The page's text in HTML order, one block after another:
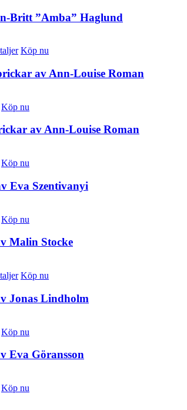
Britt ”Amba” Haglund
Köp nu
av Ann-Louise Roman
Köp nu
av Ann-Louise Roman
Köp nu
Eva Szentivanyi
Köp nu
Malin Stocke
Köp nu
Jonas Lindholm
Köp nu
Eva Göransson
Köp nu